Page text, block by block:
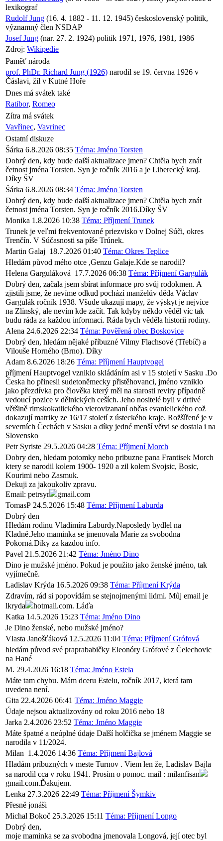
lexikograf
Rudolf Jung (16. 4. 1882 - 11. 12. 1945) československý politik,
významný člen NSDAP
Josef Jung (nar. 27. 2. 1924) politik 1971, 1976, 1981, 1986
Zdroj: Wikipedie
Paměť národa
prof. PhDr. Richard Jung (1926) narodil se 19. června 1926 v
Čáslavi, žil v Kutné Hoře
Dnes má svátek také
Ratibor, Romeo
Zítra má svátek
Vavřinec, Vavrinec
Ostatní diskuze
Šárka 6.8.2026 08:35 Téma: Jméno Torsten
Dobrý den, kdy bude další aktualizace jmen? Chtěla bych znát
četnost jména Torsten. Syn je ročník 2016 a je Liberecký kraj.
Díky ŠV
Šárka 6.8.2026 08:34 Téma: Jméno Torsten
Dobrý den, kdy bude další aktualizace jmen? Chtěla bych znát
četnost jména Torsten. Syn je ročník 2016.Díky ŠV
Monika 1.8.2026 10:38 Téma: Příjmení Trunek
Trunek je veľmi frekventované priezvisko v Dolnej Súči, okres
Trenčín. V Súčasnosti sa píše Trúnek.
Martin Galaj 18.7.2026 01:40 Téma: Okres Teplice
Hledám původ mého otce ,Genzu Galaje.Kde se narodil?
Helena Garguláková 17.7.2026 06:38 Téma: Příjmení Gargulák
Dobrý den, začala jsem sbírat informace pro svůj rodokmen. A
zjistili jsme, že nevíme odkud pochází manželův děda Václav
Gargulák ročník 1938. Všude ukazují mapy, že výskyt je nejvíce
na Zlínský, ale nevím kde začít. Tak kdyby někdo věděl víc tak
budu ráda za každou informaci. Ráda bych věděla historii rodiny.
Alena 24.6.2026 22:34 Téma: Pověřená obec Boskovice
Dobrý den, hledám nějaké příbuzné Vilmy Flachsové (Třebíč) a
Vilouše Horného (Brno). Díky
Adam 8.6.2026 18:26 Téma: Příjmení Hauptvogel
příjmení Hauptvogel vzniklo skládáním asi v 15 století v Sasku .Do
Česka ho přinesli sudetoněmecky přistěhovanci, jméno vzniklo
jako přezdívka pro člověka který měl na starosti reviry případně
vedoucí pozice v dělnických ceších. Jeho nositelé byli v drtivé
většině rimskokatlického vierovizananí občas evanielického což
dokazují matriky ze 16/17 století z ústeckého kraje. Rožšířené je v
severních Čechách v Sasku a díky jedné menší větvi se dostala i na
Slovensko
Petr Syriste 29.5.2026 04:28 Téma: Příjmení Morch
Dobry den, hledam potomky nebo pribuzne pana Frantisek Morch
ktery se narodil kolem 1900- 1920 a zil kolem Svojsic, Bosic,
Kourimi nebo Zasmuk.
Dekuji za jakoukoliv zpravu.
Email: petrsyr
gmail.com
TomasP 24.5.2026 15:48 Téma: Příjmení Laburda
Dobrý den
Hledám rodinu Vladimíra Laburdy.Naposledy bydlel na
Kladně.Jeho maminka se jmenovala Marie za svobodna
Pokorná.Díky za kazdou info.
Pavel 21.5.2026 21:42 Téma: Jméno Dino
Dino je mužské jméno. Pokud je použito jako ženské jméno, tak
vyjímečně.
Ladislav Krýda 16.5.2026 09:38 Téma: Příjmení Krýda
Zdravím, rád si popovídám se stejnojmenými lidmi. Můj email je
lkryda
hotmail.com. Láďa
Katka 14.5.2026 15:23 Téma: Jméno Dino
Je Dino ženské, nebo mužské jméno?
Vlasta Janošťáková 12.5.2026 11:04 Téma: Příjmení Grófová
hledám původ své praprababičky Eleonóry Grófové z Čelechovic
na Hané
M. 29.4.2026 16:18 Téma: Jméno Estela
Máte tam chybu. Mám dceru Estelu, ročník 2017, která tam
uvedena není.
Gita 22.4.2026 06:41 Téma: Jméno Maggie
Údaje nejsou aktualizovány od roku 2016 nebo 18
Jarka 2.4.2026 23:52 Téma: Jméno Maggie
Máte špatné a neúplné údaje Další holčička se jménem Maggie se
narodila v 11/2024.
Milan 1.4.2026 14:36 Téma: Příjmení Bajlová
Hladám príbuzných v meste Turnov . Viem len že, Ladislav Bajla
sa narodil cca v roku 1941. Prosím o pomoc. mail : milanfisan
gmail.com.Ďakujem.
Lenka 27.3.2026 22:49 Téma: Příjmení Šymkiv
Přesně jonáši
Michal Bokoč 25.3.2026 15:11 Téma: Příjmení Longo
Dobrý den,
moje maminka se za svobodna jmenovala Longová, její otec byl